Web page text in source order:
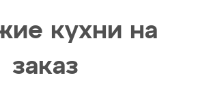
кухни на
заказ